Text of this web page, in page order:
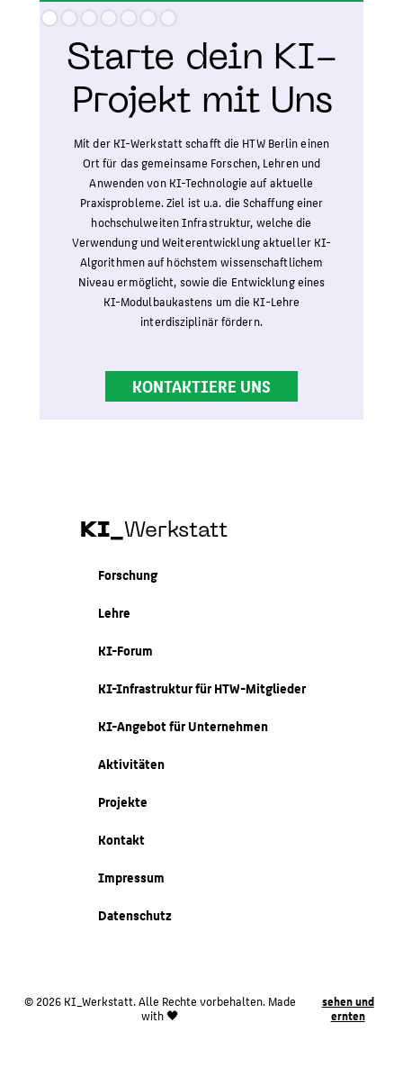
Slide 2 of 7.
Starte dein KI-
Projekt mit Uns
Mit der KI-Werkstatt schafft die HTW Berlin einen
Ort für das gemeinsame Forschen, Lehren und
Anwenden von KI-Technologie auf aktuelle
Praxisprobleme. Ziel ist u.a. die Schaffung einer
hochschulweiten Infrastruktur, welche die
Verwendung und Weiterentwicklung aktueller KI-
Algorithmen auf höchstem wissenschaftlichem
Niveau ermöglicht, sowie die Entwicklung eines
KI-Modulbaukastens um die KI-Lehre
interdisziplinär fördern.
KONTAKTIERE UNS
KI_Werkstatt
Forschung
Lehre
KI-Forum
KI-Infrastruktur für HTW-Mitglieder
KI-Angebot für Unternehmen
Aktivitäten
Projekte
Kontakt
Impressum
Datenschutz
© 2026 KI_Werkstatt. Alle Rechte vorbehalten. Made
with 🖤
sehen und
ernten